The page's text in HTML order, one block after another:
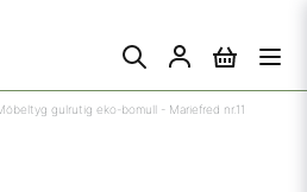
gulrutig eko-bomull - Mariefred nr.11